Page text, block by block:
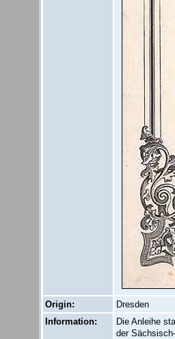
Origin:
Dresden
Information:
Die Anleihe
der